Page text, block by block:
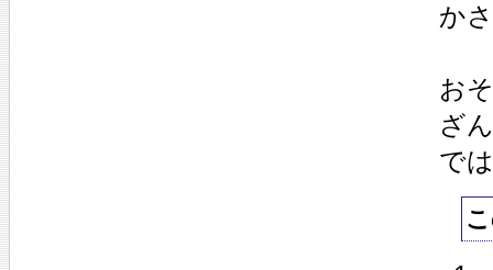
か
お
ざ
で